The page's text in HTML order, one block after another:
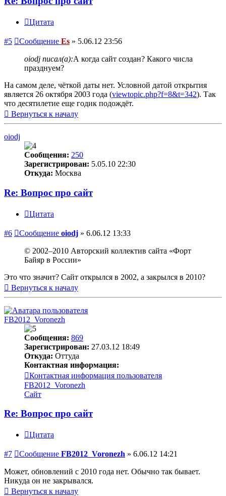
Цитата
#5 Сообщение Es » 5.06.12 23:56
oiodj писал(а):А когда сайт создан? Какого числа
празднуем?
На самом деле, чёткой даты нет. Условной датой открытия
является 26 октября 2003 года (viewtopic.php?f=8&t=342). Так
что десятилетие еще годик подождёт.
Вернуться к началу
oiodj
Сообщения: 250
Зарегистрирован: 5.05.10 22:30
Откуда: Москва
Re: Вопрос про сайт
Цитата
#6 Сообщение oiodj » 6.06.12 13:33
© 2002–2010 Авторский коллектив сайта «Форт
Байяр в России»
Это что значит? Сайт открылся в 2002, а закрылся в 2010?
Вернуться к началу
FB2012_Voronezh
Сообщения: 869
Зарегистрирован: 27.03.12 18:49
Откуда: Оттуда
Контактная информация:
Контактная информация пользователя
FB2012_Voronezh
Сайт
Re: Вопрос про сайт
Цитата
#7 Сообщение FB2012_Voronezh » 6.06.12 14:21
Может, обновлений с 2010 года нет. Обычно так бывает.
Никуда он не закрывался.
Вернуться к началу